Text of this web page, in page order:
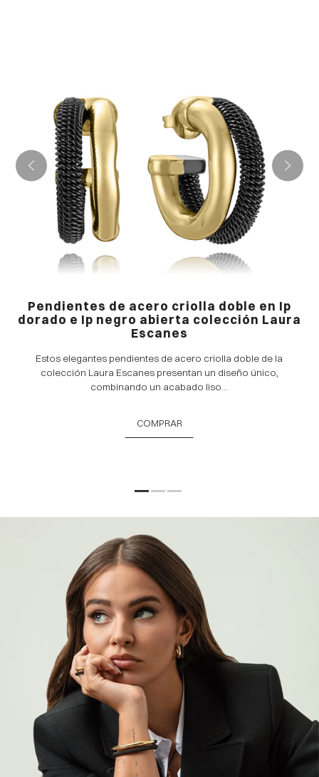
Pendientes de acero criolla doble en Ip
dorado e Ip negro abierta colección Laura
Escanes
Estos elegantes pendientes de acero criolla doble de la
colección Laura Escanes presentan un diseño único,
combinando un acabado liso...
COMPRAR